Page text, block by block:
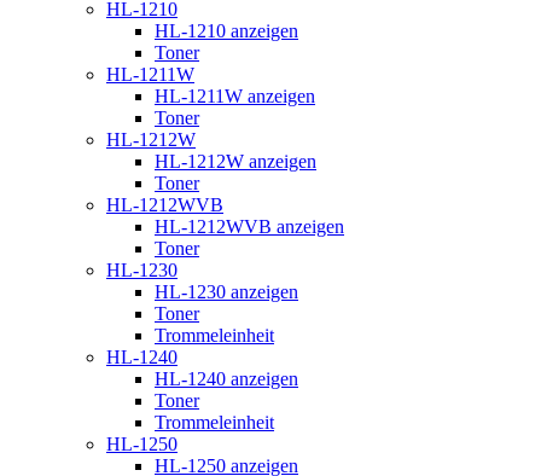
HL-1210
HL-1210 anzeigen
Toner
HL-1211W
HL-1211W anzeigen
Toner
HL-1212W
HL-1212W anzeigen
Toner
HL-1212WVB
HL-1212WVB anzeigen
Toner
HL-1230
HL-1230 anzeigen
Toner
Trommeleinheit
HL-1240
HL-1240 anzeigen
Toner
Trommeleinheit
HL-1250
HL-1250 anzeigen